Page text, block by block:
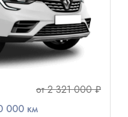
от 2 321 000 ₽
000 км